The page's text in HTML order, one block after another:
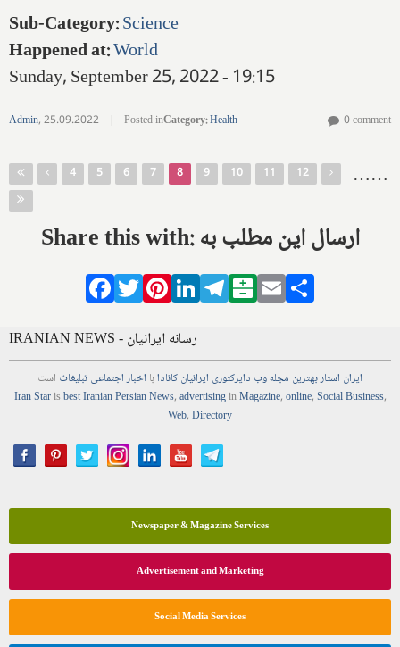
Sub-Category:Science
Happened at:World
Sunday, September 25, 2022 - 19:15
Admin,25.09.2022 | Posted inCategory:Health 0 comment
Pages …
4 5 6 7 8 9 10 11 12 …
Share this with: ارسال این مطلب به
Facebook
TwitterPinterestLinkedIn
Telegram
Balatarin
Email
IRANIAN NEWS - رسانه ایرانیان
ایران استاربهترین مجلهوب دایرکتوری ایرانیان کانادابا اخباراجتماعیتبلیغات است
Iran Starisbest Iranian PersianNews,advertisinginMagazine,online,Social Business,
Web,Directory
Newspaper & Magazine Services
Advertisement and Marketing
Social Media Services